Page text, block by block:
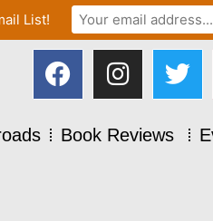
Book Reviews
List!